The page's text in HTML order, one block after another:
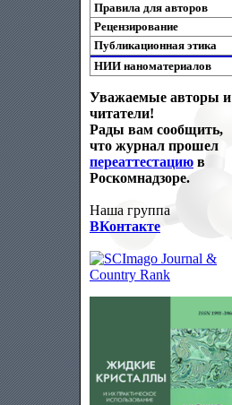
Правила для авторов
Рецензирование
Публикационная этика
НИИ наноматериалов
Уважаемые авторы и
читатели!
Рады вам сообщить,
что журнал прошел
переаттестацию в
Роскомнадзоре.
Наша группа
ВКонтакте